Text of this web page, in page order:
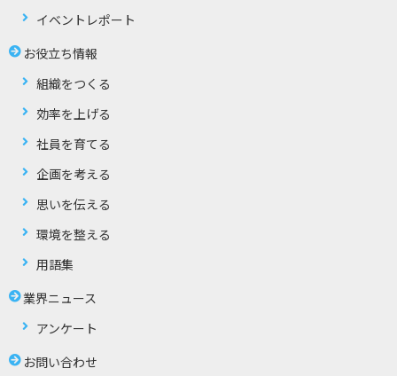
イベントレポート
お役立ち情報
組織をつくる
効率を上げる
社員を育てる
企画を考える
思いを伝える
環境を整える
用語集
業界ニュース
アンケート
お問い合わせ